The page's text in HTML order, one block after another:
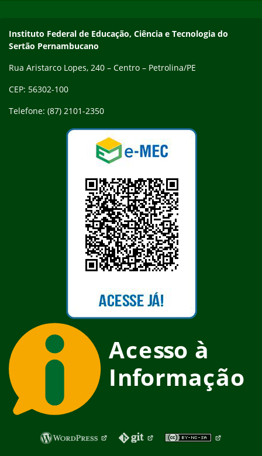
Endereço
Instituto Federal de Educação, Ciência e Tecnologia do
Sertão Pernambucano
Rua Aristarco Lopes, 240 – Centro – Petrolina/PE
CEP: 56302-100
Telefone: (87) 2101-2350